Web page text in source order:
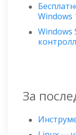
Windows
Windows
За